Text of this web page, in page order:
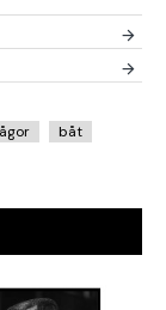
båt